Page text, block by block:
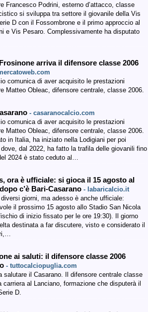
Francesco Podrini, esterno d’attacco, classe
si sviluppa tra settore il giovanile della Vis
D con il Fossombrone e il primo approccio al
e Vis Pesaro. Complessivamente ha disputato
arriva il difensore classe 2006
comunica di aver acquisito le prestazioni
Matteo Obleac, difensore centrale, classe 2006.
- casaranocalcio.com
comunica di aver acquisito le prestazioni
Matteo Obleac, difensore centrale, classe 2006.
in Italia, ha iniziato nella Lodigiani per poi
dal 2022, ha fatto la trafila delle giovanili fino
2024 è stato ceduto al…
ora è ufficiale: si gioca il 15 agosto al
c’è Bari-Casarano - labaricalcio.it
diversi giorni, ma adesso è anche ufficiale:
il prossimo 15 agosto allo Stadio San Nicola
di inizio fissato per le ore 19:30). Il giorno
destinata a far discutere, visto e considerato il
ai saluti: il difensore classe 2006
- tuttocalciopuglia.com
salutare il Casarano. Il difensore centrale classe
carriera al Lanciano, formazione che disputerà il
D.